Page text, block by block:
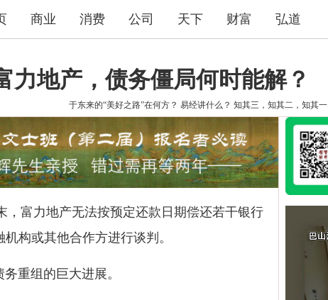
商业 消费 公司 天下 财富 弘道
力地产，债务僵局何时能解？
于东来的“美好之路”在何方？ 易经讲什么？ 知其三，知其二，知其一
富力地产无法按预定还款日期偿还若干银行
构或其他合作方进行谈判。
重组的巨大进展。